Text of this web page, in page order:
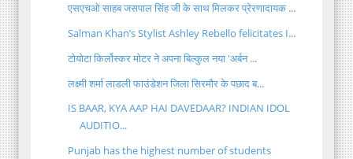
एसएचओ साहब जसपाल सिंह जी के साथ मिलकर प्रेरणादायक ...
Salman Khan’s Stylist Ashley Rebello felicitates I...
टोयोटा किर्लोस्कर मोटर ने अपना बिल्कुल नया 'अर्बन ...
लक्ष्मी शर्मा लाडली फाउंडेशन जिला सिरमौर के पछाद ब...
IS BAAR, KYA AAP HAI DAVEDAAR? INDIAN IDOL
AUDITIO...
Punjab has the highest number of students